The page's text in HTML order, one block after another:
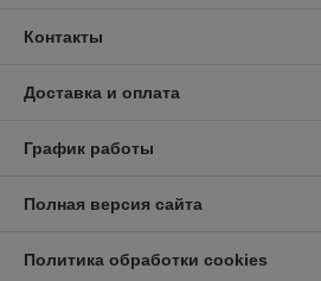
Контакты
Доставка и оплата
График работы
Полная версия сайта
Политика обработки cookies